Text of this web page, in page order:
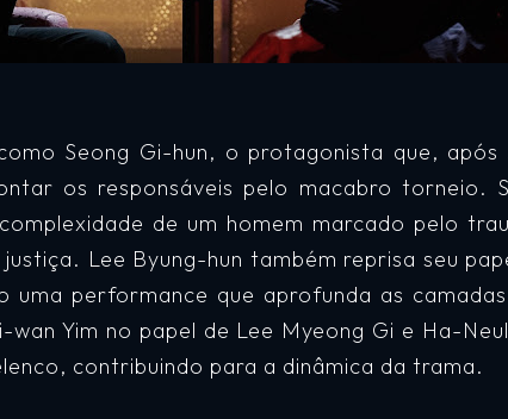
Seong Gi-hun, o protagonista que,
os responsáveis pelo macabro torneio.
de um homem marcado pelo
Lee Byung-hun também reprisa seu
uma performance que aprofunda as
Yim no papel de Lee Myeong Gi e Ha-
contribuindo para a dinâmica da trama.